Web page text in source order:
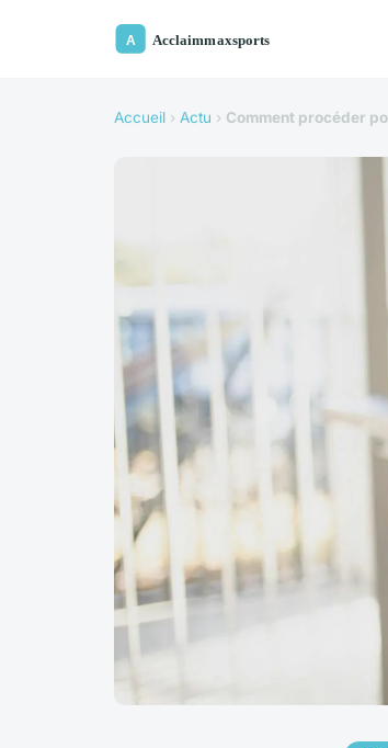
Accueil › Actu › Comment procéder